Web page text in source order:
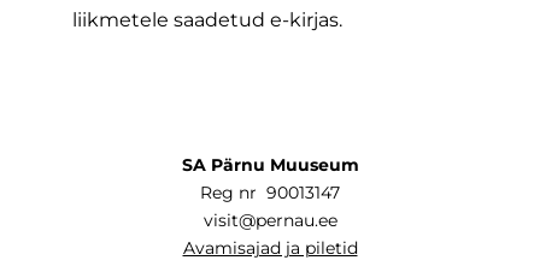
liikmetele saadetud e-kirjas.
SA Pärnu Muuseum
Reg nr 90013147
visit@pernau.ee
Avamisajad ja piletid